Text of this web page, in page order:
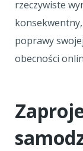
rzeczywiste
poprawy
obecności